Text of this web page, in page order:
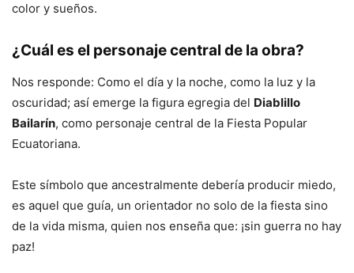
color y sueños.
¿Cuál es el personaje central de la obra?
Nos responde: Como el día y la noche, como la luz y la
oscuridad; así emerge la figura egregia del Diablillo
Bailarín, como personaje central de la Fiesta Popular
Ecuatoriana.
Este símbolo que ancestralmente debería producir miedo,
es aquel que guía, un orientador no solo de la fiesta sino
de la vida misma, quien nos enseña que: ¡sin guerra no hay
paz!